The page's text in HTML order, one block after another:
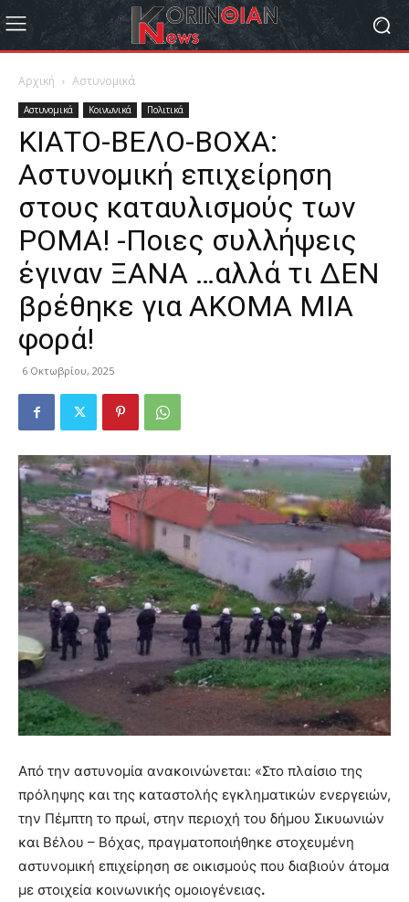
Αρχική Αστυνομικά
Αστυνομικά Κοινωνικά Πολιτικά
ΚΙΑΤΟ-ΒΕΛΟ-ΒΟΧΑ:
Αστυνομική επιχείρηση
στους καταυλισμούς των
ΡΟΜΑ! -Ποιες συλλήψεις
έγιναν ΞΑΝΑ …αλλά τι ΔΕΝ
βρέθηκε για ΑΚΟΜΑ ΜΙΑ
φορά!
6 Οκτωβρίου, 2025
Από την αστυνομία ανακοινώνεται: «Στο πλαίσιο της
πρόληψης και της καταστολής εγκληματικών ενεργειών,
την Πέμπτη το πρωί, στην περιοχή του δήμου Σικυωνιών
και Βέλου – Βόχας, πραγματοποιήθηκε στοχευμένη
αστυνομική επιχείρηση σε οικισμούς που διαβιούν άτομα
με στοιχεία κοινωνικής ομοιογένειας.